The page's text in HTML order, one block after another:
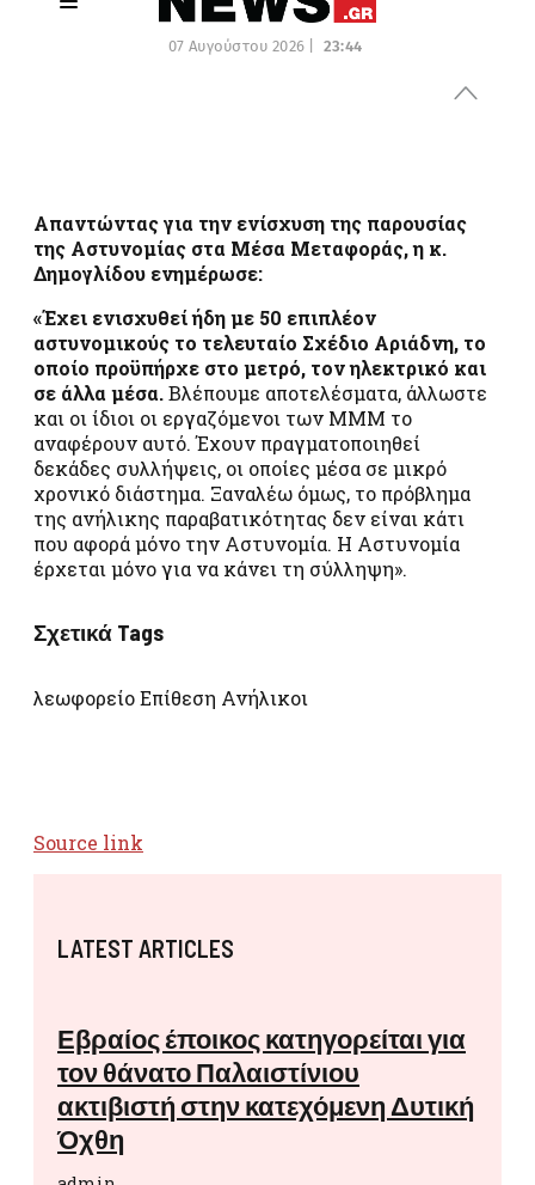
Απαντώντας για την ενίσχυση της παρουσίας
της Αστυνομίας στα Μέσα Μεταφοράς, η κ.
Δημογλίδου ενημέρωσε:
«Έχει ενισχυθεί ήδη με 50 επιπλέον
αστυνομικούς το τελευταίο Σχέδιο Αριάδνη, το
οποίο προϋπήρχε στο μετρό, τον ηλεκτρικό και
σε άλλα μέσα.Βλέπουμε αποτελέσματα, άλλωστε
και οι ίδιοι οι εργαζόμενοι των ΜΜΜ το
αναφέρουν αυτό. Έχουν πραγματοποιηθεί
δεκάδες συλλήψεις, οι οποίες μέσα σε μικρό
χρονικό διάστημα. Ξαναλέω όμως, το πρόβλημα
της ανήλικης παραβατικότητας δεν είναι κάτι
που αφορά μόνο την Αστυνομία. Η Αστυνομία
έρχεται μόνο για να κάνει τη σύλληψη».
Σχετικά Tags
λεωφορείο Επίθεση Ανήλικοι
Source link
LATEST ARTICLES
Εβραίος έποικος κατηγορείται για
τον θάνατο Παλαιστίνιου
ακτιβιστή στην κατεχόμενη Δυτική
Όχθη